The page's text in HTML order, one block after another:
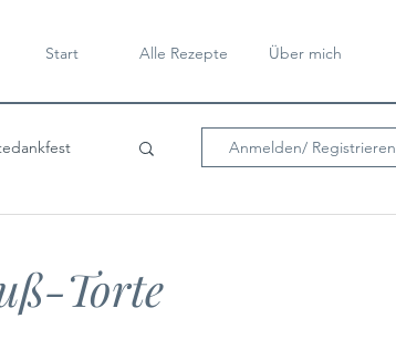
Start Alle Rezepte Über mich
Anmelden/ Registrieren
Torte